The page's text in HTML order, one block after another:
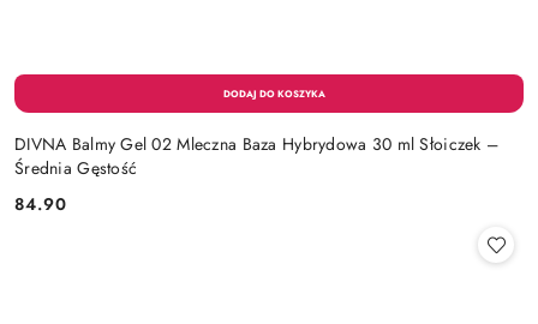
DIVNA Balmy Gel 02 Mleczna Baza Hybrydowa 30 ml Słoiczek –
Średnia Gęstość
Cena:
84.90